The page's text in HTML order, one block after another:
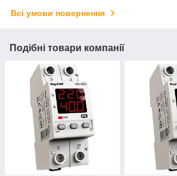
Всі умови повернення
Подібні товари компанії